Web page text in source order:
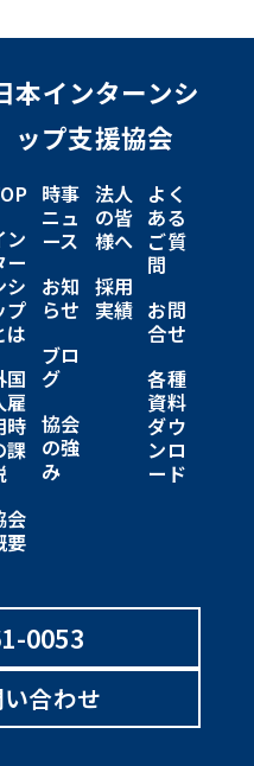
本インターンシ
ップ支援協会
ン
ー
シ
プ
は
国
雇
時
課
会
要
時事
ニュ
ース
お知
らせ
ブロ
グ
協会
の強
み
法人
の皆
様へ
採用
実績
よく
ある
ご質
問
お問
合せ
各種
資料
ダウ
ンロ
ード
0053
合わせ